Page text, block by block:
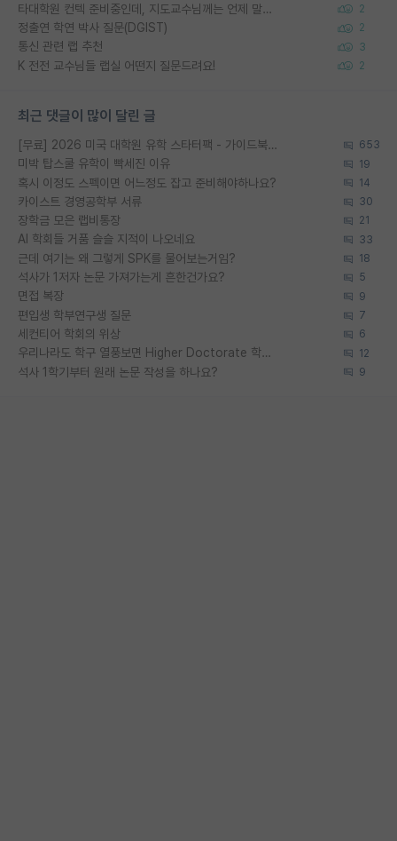
타대학원 컨텍 준비중인데, 지도교수님께는 언제 말씀드려야 할까요? 2
정출연 학연 박사 질문(DGIST) 2
통신 관련 랩 추천 3
K 전전 교수님들 랩실 어떤지 질문드려요! 2
최근 댓글이 많이 달린 글
[무료] 2026 미국 대학원 유학 스타터팩 - 가이드북 & 합격자 컨택메일 템플릿 653
미박 탑스쿨 유학이 빡세진 이유 19
혹시 이정도 스펙이면 어느정도 잡고 준비해야하나요? 14
카이스트 경영공학부 서류 30
장학금 모은 랩비통장 21
AI 학회들 거품 슬슬 지적이 나오네요 33
근데 여기는 왜 그렇게 SPK를 물어보는거임? 18
석사가 1저자 논문 가져가는게 흔한건가요? 5
면접 복장 9
편입생 학부연구생 질문 7
세컨티어 학회의 위상 6
우리나라도 학구 열풍보면 Higher Doctorate 학위가 필요하다고 봅니다. 12
석사 1학기부터 원래 논문 작성을 하나요? 9